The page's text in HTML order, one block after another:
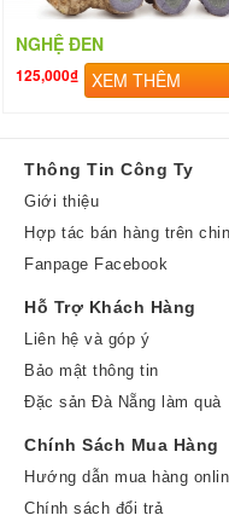
NGHỆ ĐEN
125,000₫ XEM THÊM
Thông Tin Công Ty
Giới thiệu
Hợp tác bán hàng trên
Fanpage Facebook
Hỗ Trợ Khách Hàng
Liên hệ và góp ý
Bảo mật thông tin
Đặc sản Đà Nẵng làm quà
Chính Sách Mua Hàng
Hướng dẫn mua hàng
Chính sách đổi trả